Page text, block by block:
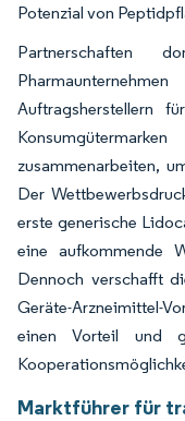
Potenzial von
Partnerschaften
Auftragsherstellern
zusammenarbeiten,
Der
erste generische
eine aufkommende
Dennoch verschafft
Geräte-Arzneimittel-
einen Vorteil und
Marktführer für